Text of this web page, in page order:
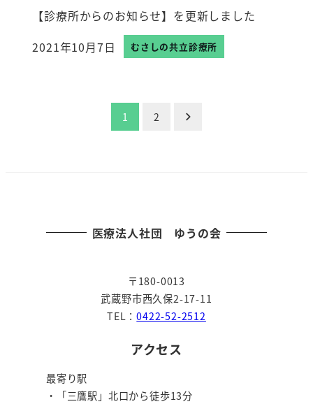
【診療所からのお知らせ】を更新しました
投稿日
2021年10月7日 むさしの共立診療所
1 2
医療法人社団 ゆうの会
〒180-0013
武蔵野市西久保2-17-11
TEL：0422-52-2512
アクセス
最寄り駅
・「三鷹駅」北口から徒歩13分